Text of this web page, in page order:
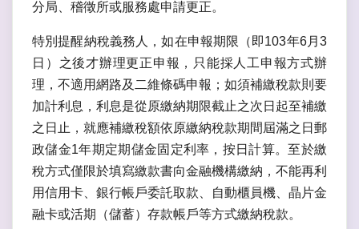
分局、稽徵所或服務處申請更正。
特別提醒納稅義務人，如在申報期限（即103年6月3
日）之後才辦理更正申報，只能採人工申報方式辦
理，不適用網路及二維條碼申報；如須補繳稅款則要
加計利息，利息是從原繳納期限截止之次日起至補繳
之日止，就應補繳稅額依原繳納稅款期間屆滿之日郵
政儲金1年期定期儲金固定利率，按日計算。至於繳
稅方式僅限於填寫繳款書向金融機構繳納，不能再利
用信用卡、銀行帳戶委託取款、自動櫃員機、晶片金
融卡或活期（儲蓄）存款帳戶等方式繳納稅款。